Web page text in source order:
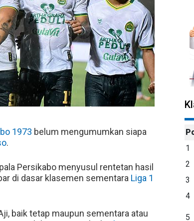
1973 belum mengumumkan siapa
.
Persikabo menyusul rentetan hasil
di dasar klasemen sementara Liga 1
baik tetap maupun sementara atau
1
2
3
4
5